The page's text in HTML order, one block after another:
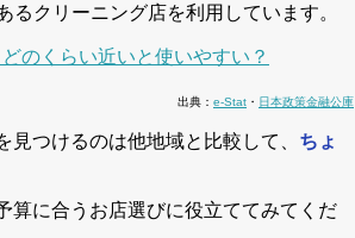
るクリーニング店を利用しています。
のくらい近いと使いやすい？
出典： e-Stat ・ 日本政策金融公庫
つけるのは他地域と比較して、 ちょ
算に合うお店選びに役立ててみてくだ